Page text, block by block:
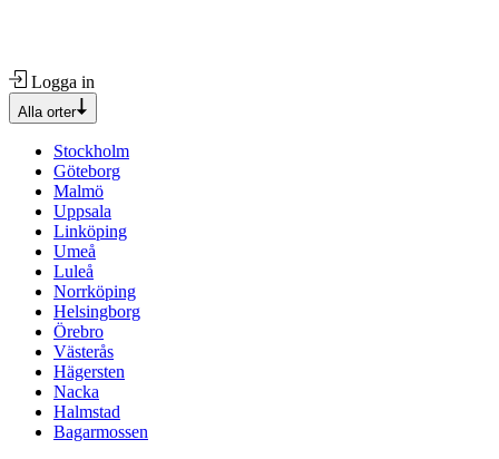
Logga in
Alla orter
Stockholm
Göteborg
Malmö
Uppsala
Linköping
Umeå
Luleå
Norrköping
Helsingborg
Örebro
Västerås
Hägersten
Nacka
Halmstad
Bagarmossen